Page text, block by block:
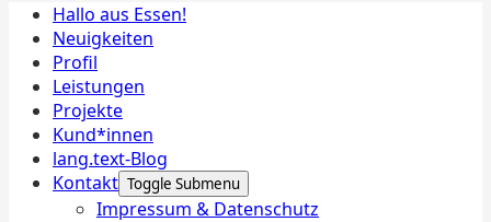
Hallo aus Essen!
Neuigkeiten
Profil
Leistungen
Projekte
Kund*innen
lang.text-Blog
Kontakt Toggle Submenu
Impressum & Datenschutz